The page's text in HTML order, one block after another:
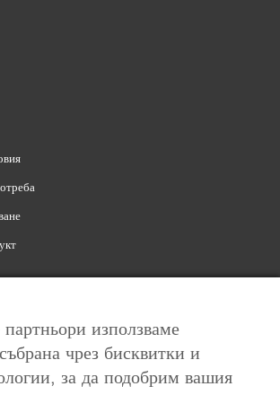
с нас
използваме
чрез бисквитки и
за да подобрим вашия